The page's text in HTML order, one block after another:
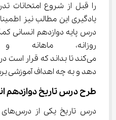
را قبل از شروع امتحانات
یادگیری این مطالب نیز
درس پایه دوازدهم انسانی
روزانه،
می‌کند تا بداند که قرار
دهد و به چه اهداف آموزشی
طرح درس تاریخ دوازدهم
درس